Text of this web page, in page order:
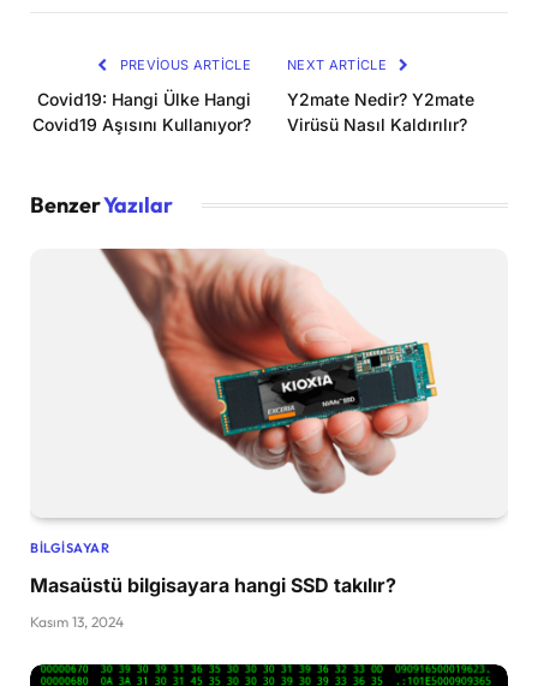
PREVIOUS ARTICLE
Covid19: Hangi Ülke Hangi
Covid19 Aşısını Kullanıyor?
NEXT ARTICLE
Y2mate Nedir? Y2mate
Virüsü Nasıl Kaldırılır?
BenzerYazılar
BILGISAYAR
Masaüstü bilgisayara hangi SSD takılır?
Kasım 13, 2024